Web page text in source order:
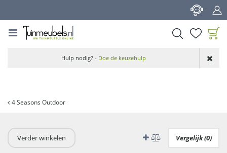
4 Seasons Outdoor
aan wensenlijst
Hulp nodig? - Doe de keuzehulp
Verder winkelen Vergelijk (0)